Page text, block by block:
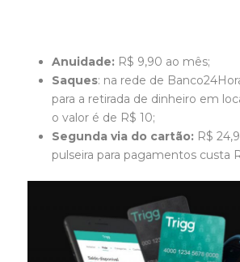
Anuidade: R$ 9,90 ao mês;
Saques: na rede de
para a retirada de dinheiro em
o valor é de R$ 10;
Segunda via do cartão: R$
pulseira para pagamentos custa